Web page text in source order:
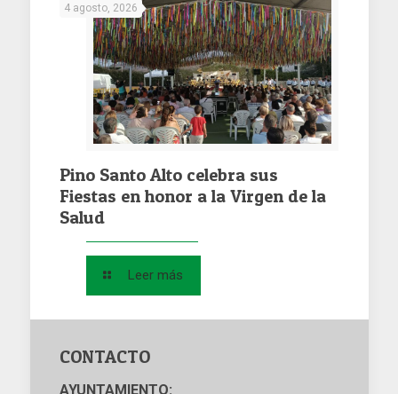
4 agosto, 2026
Pino Santo Alto celebra sus
Fiestas en honor a la Virgen de la
Salud
Leer más
CONTACTO
AYUNTAMIENTO: